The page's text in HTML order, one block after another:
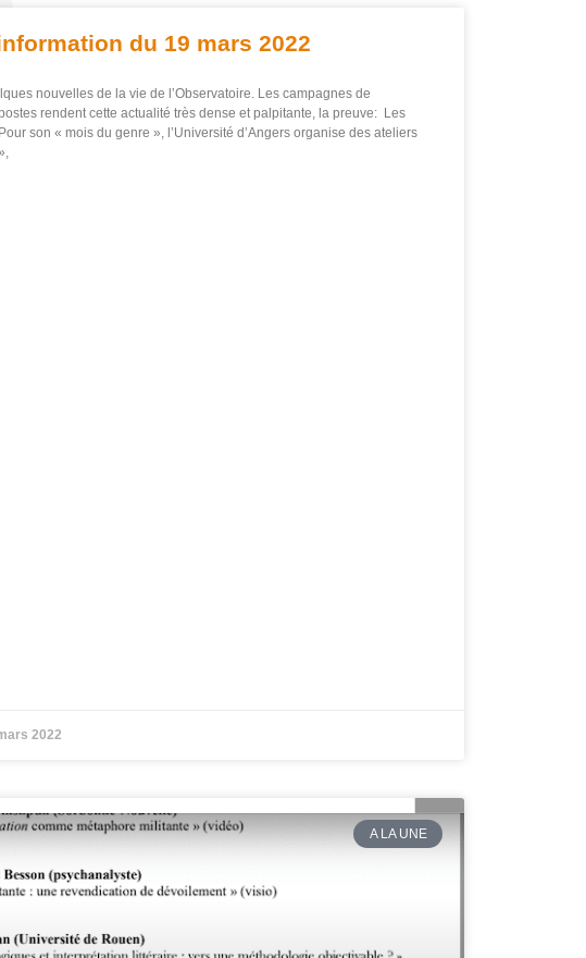
du 19 mars 2022
nouvelles de la vie de l’Observatoire. Les campagnes de
rendent cette actualité très dense et palpitante, la preuve: Les
son « mois du genre », l’Université d’Angers organise des ateliers
2022
A LA UNE